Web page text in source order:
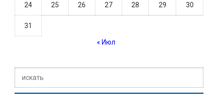
24 25 26 27 28 29 30
31
« Июл